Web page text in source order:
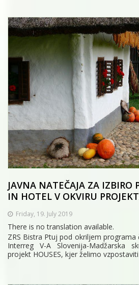
JAVNA NATEČAJA ZA IZBIRO
IN HOTEL V OKVIRU
Friday, 19. July 2019
There is no translation available.
ZRS Bistra Ptuj pod okriljem
Interreg V-A Slovenija-Madžarska
projekt HOUSES, kjer želimo vzpostaviti